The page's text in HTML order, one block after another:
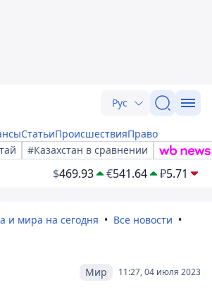
Рус
СтатьиПроисшествияПраво
#Казахстан в сравнении
$469.93 €541.64 ₽5.71
и мира на сегодня
Все новости
11:27, 04 июля 2023
Мир